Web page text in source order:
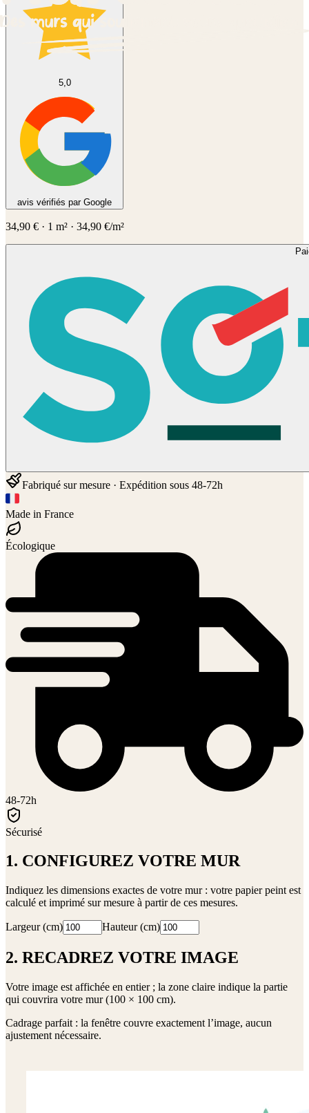
5,0
avis vérifiés par Google
34,90 € · 1 m² · 34,90 €/m²
Fabriqué sur mesure · Expédition sous 48-72h
Made in France
Écologique
48-72h
Sécurisé
1. CONFIGUREZ VOTRE MUR
Indiquez les dimensions exactes de votre mur : votre papier peint est
calculé et imprimé sur mesure à partir de ces mesures.
Largeur (cm) Hauteur (cm)
2. RECADREZ VOTRE IMAGE
Votre image est affichée en entier ; la zone claire indique la partie
qui couvrira votre mur (100 × 100 cm).
Cadrage parfait : la fenêtre couvre exactement l’image, aucun
ajustement nécessaire.